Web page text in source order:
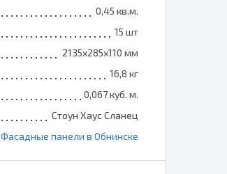
0,45 кв.м.
15 шт
2135х285х110 мм
16,8 кг
0,067 куб. м.
Стоун Хаус Сланец
Фасадные панели в Обнинске